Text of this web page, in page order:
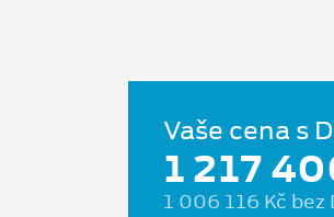
Vaše cena s
1 217
1 006 116 Kč bez